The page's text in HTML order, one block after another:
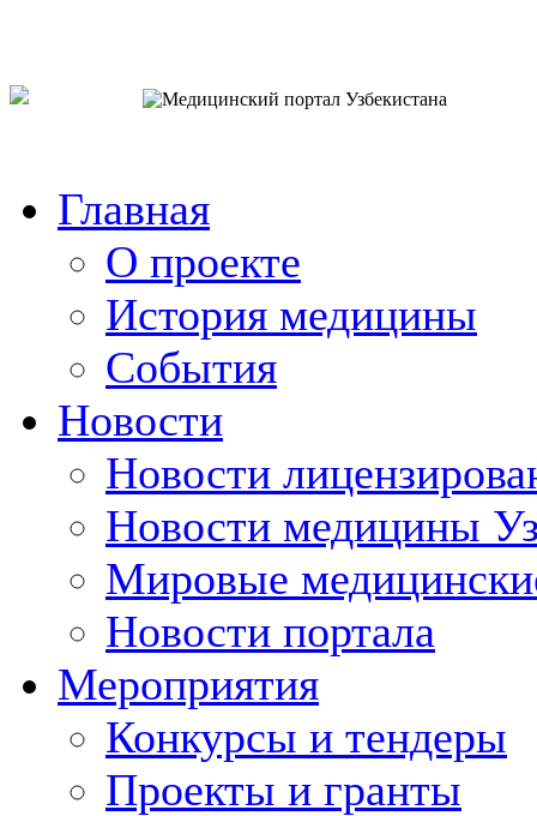
Главная
О проекте
История медицины
События
Новости
Новости
Новости медицины
Мировые
Новости портала
Мероприятия
Конкурсы и тендеры
Проекты и гранты